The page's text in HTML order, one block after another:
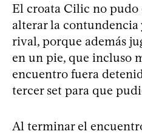
El croata Cilic no
alterar la contundencia
rival, porque además
en un pie, que incluso
encuentro fuera
tercer set para que
Al terminar el